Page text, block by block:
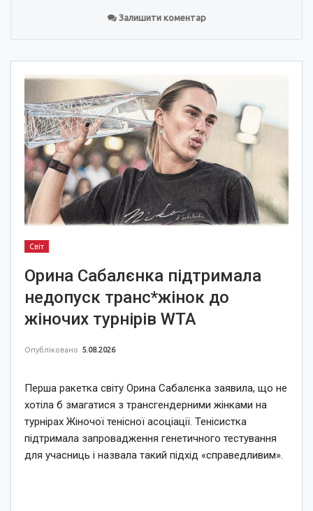
Залишити коментар
Світ
Орина Сабалєнка підтримала
недопуск транс*жінок до
жіночих турнірів WTA
Опубліковано 5.08.2026
Перша ракетка світу Орина Сабалєнка заявила, що не
хотіла б змагатися з трансгендерними жінками на
турнірах Жіночої тенісної асоціації. Тенісистка
підтримала запровадження генетичного тестування
для учасниць і назвала такий підхід «справедливим».